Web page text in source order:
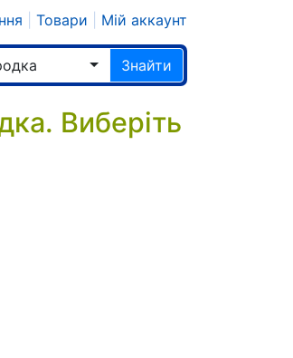
Товари Мій аккаунт
Знайти
Виберіть